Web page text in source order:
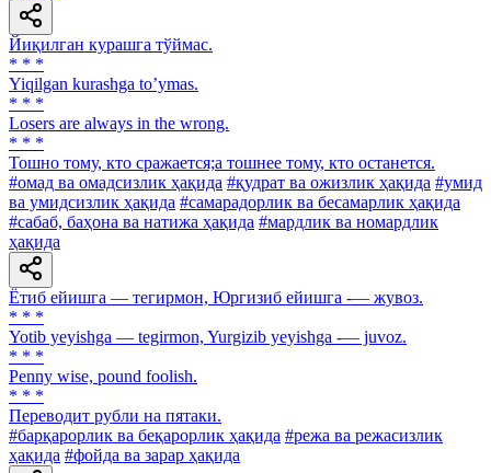
Йиқилган курашга тўймас.
* * *
Yiqilgan kurashga toʼymas.
* * *
Losers are always in the wrong.
* * *
Тошно тому, кто сражается;а тошнее тому, кто останется.
#омад ва омадсизлик ҳақида #қудрат ва ожизлик ҳақида #умид
ва умидсизлик ҳақида #самарадорлик ва бесамарлик ҳақида
#сабаб, баҳона ва натижа ҳақида #мардлик ва номардлик
ҳақида
Ётиб ейишга — тегирмон, Юргизиб ейишга -— жувоз.
* * *
Yotib yeyishga — tegirmon, Yurgizib yeyishga -— juvoz.
* * *
Penny wise, pound foolish.
* * *
Переводит рубли на пятаки.
#барқарорлик ва беқарорлик ҳақида #режа ва режасизлик
ҳақида #фойда ва зарар ҳақида